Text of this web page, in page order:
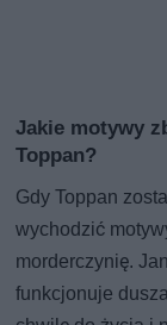
Jakie motywy
Toppan?
Gdy Toppan
wychodzić
morderczynię.
funkcjonuje